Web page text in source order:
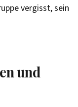
vergisst, sein
und